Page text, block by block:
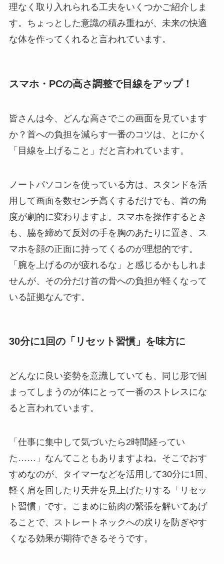
理なく取り入れられる工夫をいくつかご紹介しま
す。ちょっとした意識の積み重ねが、未来の快適
な体を作ってくれると言われています。
スマホ・PCの高さ調整で目線をアップ！
皆さんは今、どんな高さでこの画面を見ています
か？首への負担を減らす一番のコツは、とにかく
「目線を上げること」だと言われています。
ノートパソコンを使っている方は、スタンドを活
用して画面を数センチ高くするだけでも、首の角
度が劇的に変わりますよ。スマホを操作するとき
も、脇を締めて反対の手を胸のあたりに置き、ス
マホを顔の正面に持ってくるのが理想的です。
「腕を上げるのが疲れるな」と感じるかもしれま
せんが、その分だけ首の骨への負担が軽くなって
いる証拠なんです。
30分に1回の「リセット習慣」を味方に
どんなに良い姿勢を意識していても、同じ形で固
まってしまうのが体にとって一番のストレスにな
ると言われています。
「仕事に集中して気づいたら2時間経ってい
た……」なんてこともありますよね。そこでおす
すめなのが、タイマーなどを活用して30分に1回、
軽く肩を回したり天井を見上げたりする「リセッ
ト習慣」です。こまめに筋肉の緊張を解いてあげ
ることで、ストレートネックへの戻りを防ぎやす
くなる効果が期待できるそうです。